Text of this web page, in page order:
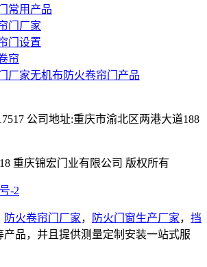
常用产品
门厂家
门设置
帘
厂家无机布防火卷帘门产品
公司地址:重庆市渝北区两港大道188
重庆锦宏门业有限公司 版权所有
-2
防火卷帘门厂家， 防火门窗生产厂家， 挡
产品，并且提供测量定制安装一站式服